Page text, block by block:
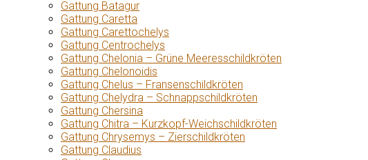
Gattung Batagur
Gattung Caretta
Gattung Carettochelys
Gattung Centrochelys
Gattung Chelonia – Grüne Meeresschildkröten
Gattung Chelonoidis
Gattung Chelus – Fransenschildkröten
Gattung Chelydra – Schnappschildkröten
Gattung Chersina
Gattung Chitra – Kurzkopf-Weichschildkröten
Gattung Chrysemys – Zierschildkröten
Gattung Claudius